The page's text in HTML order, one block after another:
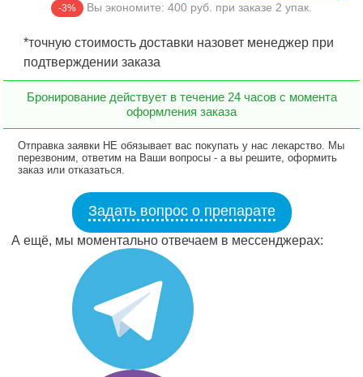
-3% Вы экономите: 400 руб. при заказе 2 упак.
*точную стоимость доставки назовет менеджер при
подтверждении заказа
Бронирование действует в течение 24 часов с момента
оформления заказа
Отправка заявки НЕ обязывает вас покупать у нас лекарство. Мы
перезвоним, ответим на Ваши вопросы - а вы решите, оформить
заказ или отказаться.
Задать вопрос о препарате
А ещё, мы моментально отвечаем в мессенджерах: